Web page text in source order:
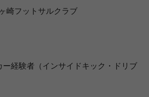
崎フットサルクラブ
経験者（インサイドキック・ドリブ